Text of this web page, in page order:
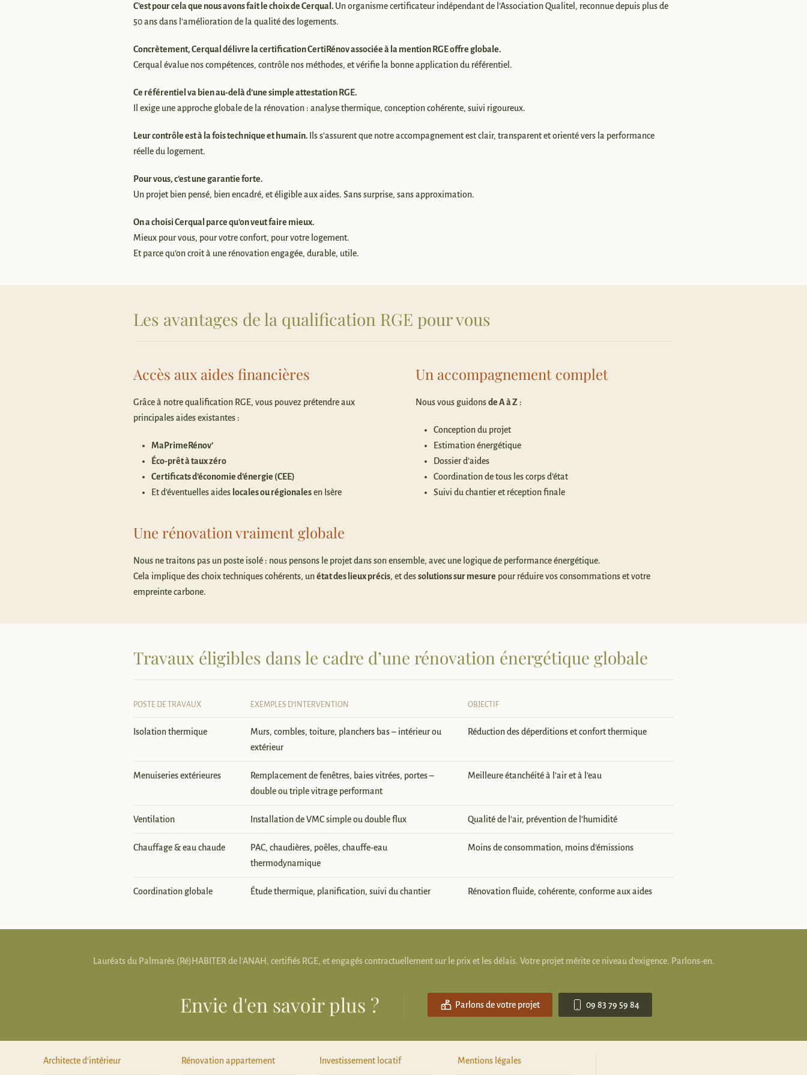
C’est pour cela que nous avons fait le choix de Cerqual. Un organisme certificateur indépendant de l’Association Qualitel, reconnue depuis plus de
50 ans dans l’amélioration de la qualité des logements.
Concrètement, Cerqual délivre la certification CertiRénov associée à la mention RGE offre globale.
Cerqual évalue nos compétences, contrôle nos méthodes, et vérifie la bonne application du référentiel.
Ce référentiel va bien au-delà d’une simple attestation RGE.
Il exige une approche globale de la rénovation : analyse thermique, conception cohérente, suivi rigoureux.
Leur contrôle est à la fois technique et humain.
Ils s’assurent que notre accompagnement est clair, transparent et orienté vers la performance
réelle du logement.
Pour vous, c’est une garantie forte.
Un projet bien pensé, bien encadré, et éligible aux aides. Sans surprise, sans approximation.
On a choisi Cerqual parce qu’on veut faire mieux.
Mieux pour vous, pour votre confort, pour votre logement.
Et parce qu’on croit à une rénovation engagée, durable, utile.
Les avantages de la qualification RGE pour vous
Accès aux aides financières
Grâce à notre qualification RGE, vous pouvez prétendre aux
principales aides existantes :
MaPrimeRénov’
Éco-prêt à taux zéro
Certificats d’économie d’énergie (CEE)
Et d’éventuelles aides locales ou régionalesen Isère
Un accompagnement complet
Nous vous guidonsde A à Z :
Conception du projet
Estimation énergétique
Dossier d’aides
Coordination de tous les corps d’état
Suivi du chantier et réception finale
Une rénovation vraiment globale
Nous ne traitons pas un poste isolé : nous pensons le projet dans son ensemble, avec une logique de performance énergétique.
Cela implique des choix techniques cohérents, unétat des lieux précis, et dessolutions sur mesure pour réduire vos consommations et votre
empreinte carbone.
Travaux éligibles dans le cadre d’une rénovation énergétique globale
POSTE DE TRAVAUX EXEMPLES D’INTERVENTION OBJECTIF
Isolation thermique
Murs, combles, toiture, planchers bas – intérieur ou
extérieur
Réduction des déperditions et confort thermique
Menuiseries extérieures
Remplacement de fenêtres, baies vitrées, portes –
double ou triple vitrage performant
Meilleure étanchéité à l’air et à l’eau
Ventilation Installation de VMC simple ou double flux Qualité de l’air, prévention de l’humidité
Chauffage & eau chaude
PAC, chaudières, poêles, chauffe-eau
thermodynamique
Moins de consommation, moins d’émissions
Coordination globale Étude thermique, planification, suivi du chantier Rénovation fluide, cohérente, conforme aux aides
Lauréats du Palmarès (Ré)HABITER de l'ANAH, certifiés RGE, et engagés contractuellement sur le prix et les délais. Votre projet mérite ce niveau d'exigence. Parlons-en.
Envie d'en savoir plus ? Parlons de votre projet 09 83 79 59 84
Architecte d'intérieur Rénovation appartement Investissement locatif Mentions légales